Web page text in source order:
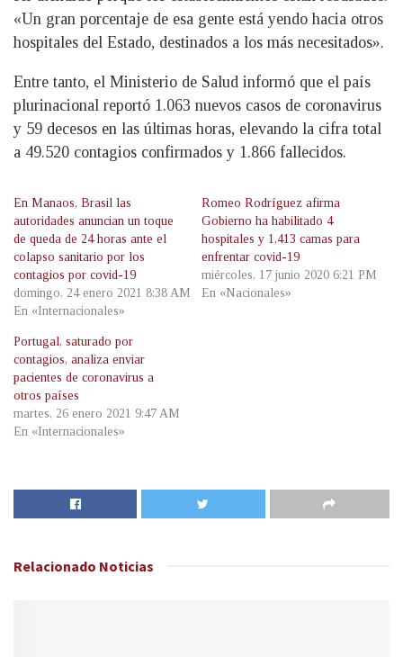
«Un gran porcentaje de esa gente está yendo hacia otros
hospitales del Estado, destinados a los más necesitados».
Entre tanto, el Ministerio de Salud informó que el país
plurinacional reportó 1.063 nuevos casos de coronavirus
y 59 decesos en las últimas horas, elevando la cifra total
a 49.520 contagios confirmados y 1.866 fallecidos.
En Manaos, Brasil las
autoridades anuncian un toque
de queda de 24 horas ante el
colapso sanitario por los
contagios por covid-19
domingo, 24 enero 2021 8:38 AM
En «Internacionales»
Romeo Rodríguez afirma
Gobierno ha habilitado 4
hospitales y 1,413 camas para
enfrentar covid-19
miércoles, 17 junio 2020 6:21 PM
En «Nacionales»
Portugal, saturado por
contagios, analiza enviar
pacientes de coronavirus a
otros países
martes, 26 enero 2021 9:47 AM
En «Internacionales»
Relacionado Noticias